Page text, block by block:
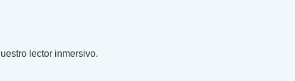
lector inmersivo.